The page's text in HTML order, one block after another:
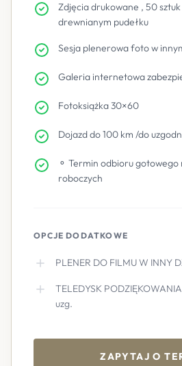
Zdjęcia drukowane , 50
drewnianym pudełku
Sesja plenerowa foto w
Galeria internetowa
Fotoksiążka 30×60
Dojazd do 100 km /do
⚬ Termin odbioru gotowego
roboczych
OPCJE DODATKOWE
PLENER DO FILMU W INNY
TELEDYSK
uzg.
ZAPYTAJ O